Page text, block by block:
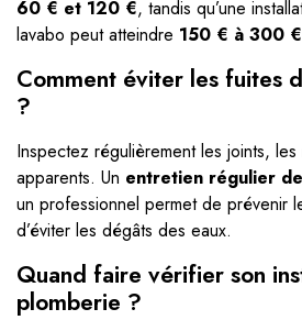
60 € et 120 €, tandis qu’une
lavabo peut atteindre 150 € à 300 €
Comment éviter les fuites
?
Inspectez régulièrement les joints,
apparents. Un entretien régulier
un professionnel permet de prévenir
d’éviter les dégâts des eaux.
Quand faire vérifier son
plomberie ?